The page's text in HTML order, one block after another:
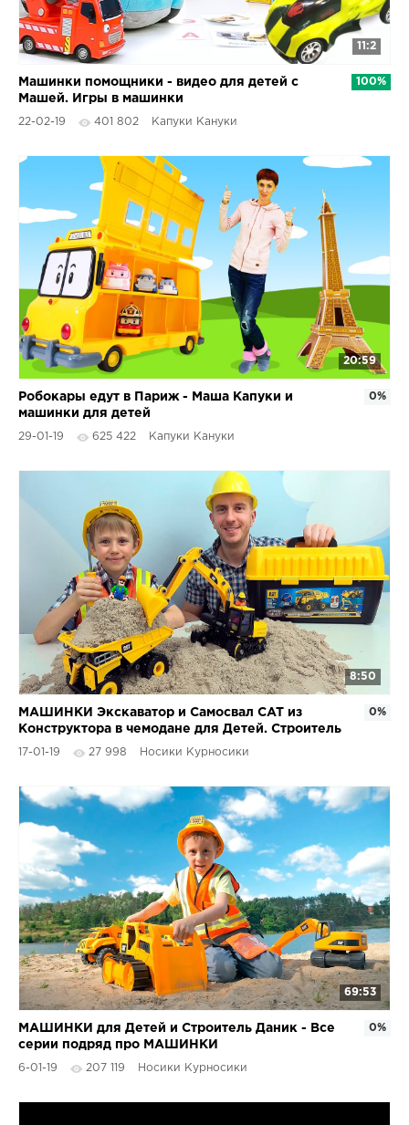
11:2
Машинки помощники - видео для детей с
Машей. Игры в машинки
22-02-19 401 802 Капуки Кануки
100%
20:59
Робокары едут в Париж - Маша Капуки и
машинки для детей
29-01-19 625 422 Капуки Кануки
0%
8:50
МАШИНКИ Экскаватор и Самосвал CAT из
Конструктора в чемодане для Детей. Строитель
Даник и папа
17-01-19 27 998 Носики Курносики
0%
69:53
МАШИНКИ для Детей и Строитель Даник - Все
серии подряд про МАШИНКИ
6-01-19 207 119 Носики Курносики
0%